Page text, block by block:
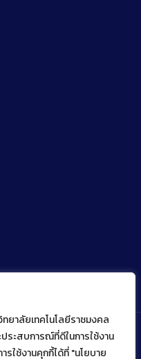
ทยาลัยเทคโนโลยีราชมงคล
ระสบการณ์ที่ดีในการใช้งาน
รใช้งานคุกกี้ได้ที่ "นโยบาย
การเกษตร มหาวิทยาลัย